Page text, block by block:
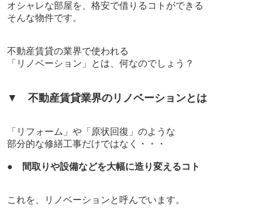
オシャレな部屋を、格安で借りるコトができる
そんな物件です。
不動産賃貸の業界で使われる
「リノベーション」とは、何なのでしょう？
▼ 不動産賃貸業界のリノベーションとは
「リフォーム」や「原状回復」のような
部分的な修繕工事だけではなく・・・
● 間取りや設備などを大幅に造り変えるコト
これを、リノベーションと呼んでいます。